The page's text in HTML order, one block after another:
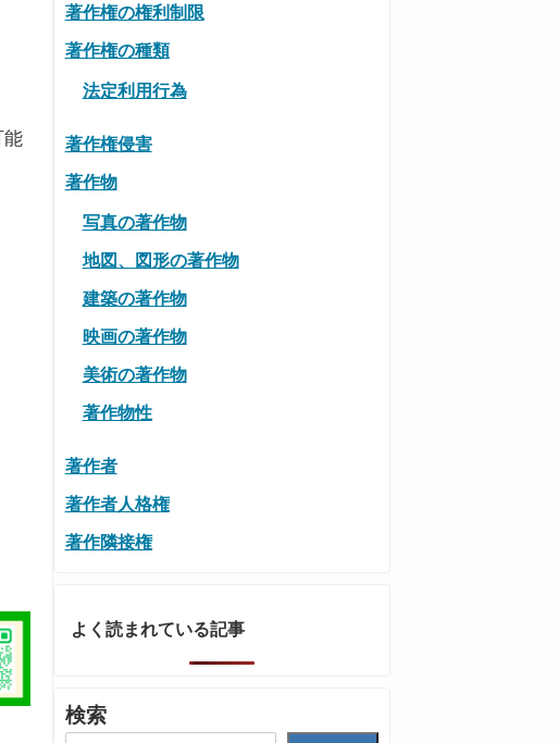
能
著作権の権利制限
著作権の種類
法定利用行為
著作権侵害
著作物
写真の著作物
地図、図形の著作物
建築の著作物
映画の著作物
美術の著作物
著作物性
著作者
著作者人格権
著作隣接権
よく読まれている記事
検索